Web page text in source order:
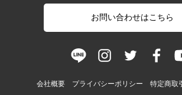
お問い合わせはこちら
会社概要 プライバシーポリシー 特定商取